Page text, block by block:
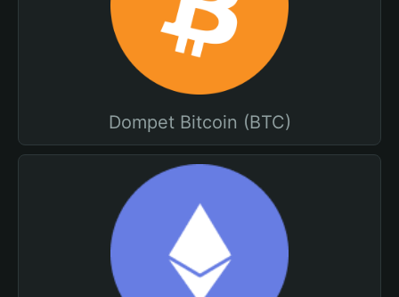
Dompet Bitcoin (BTC)